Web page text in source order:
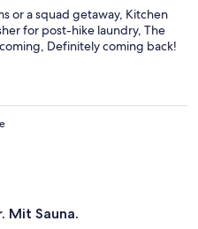
or a squad getaway, Kitchen
for post-hike laundry, The
Definitely coming back!
Mit Sauna.